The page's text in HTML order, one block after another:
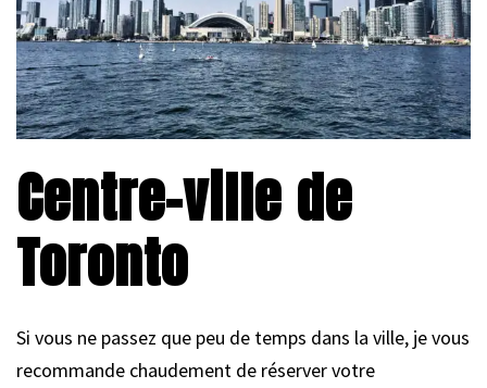
Centre-ville de
Toronto
Si vous ne passez que peu de temps dans la ville, je vous
recommande chaudement de réserver votre